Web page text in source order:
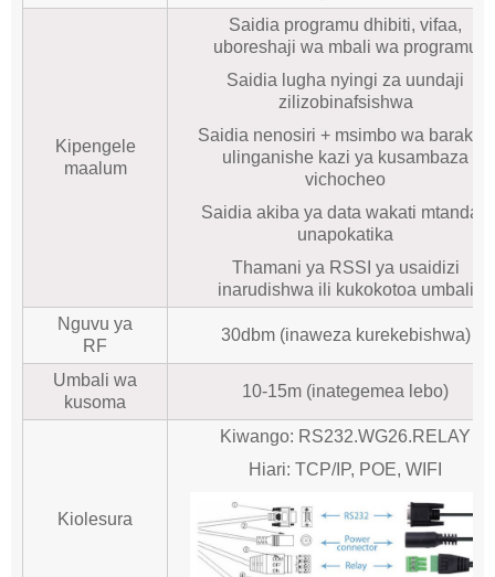
Kipengele
maalum
Saidia programu dhibiti, vifaa,
uboreshaji wa mbali wa programu
Saidia lugha nyingi za uundaji
zilizobinafsishwa
Saidia nenosiri + msimbo wa barakoa
ulinganishe kazi ya kusambaza
vichocheo
Saidia akiba ya data wakati mtandao
unapokatika
Thamani ya RSSI ya usaidizi
inarudishwa ili kukokotoa umbali
Nguvu ya
RF
30dbm (inaweza kurekebishwa)
Umbali wa
kusoma
10-15m (inategemea lebo)
Kiolesura
Kiwango: RS232.WG26.RELAY
Hiari: TCP/IP, POE, WIFI